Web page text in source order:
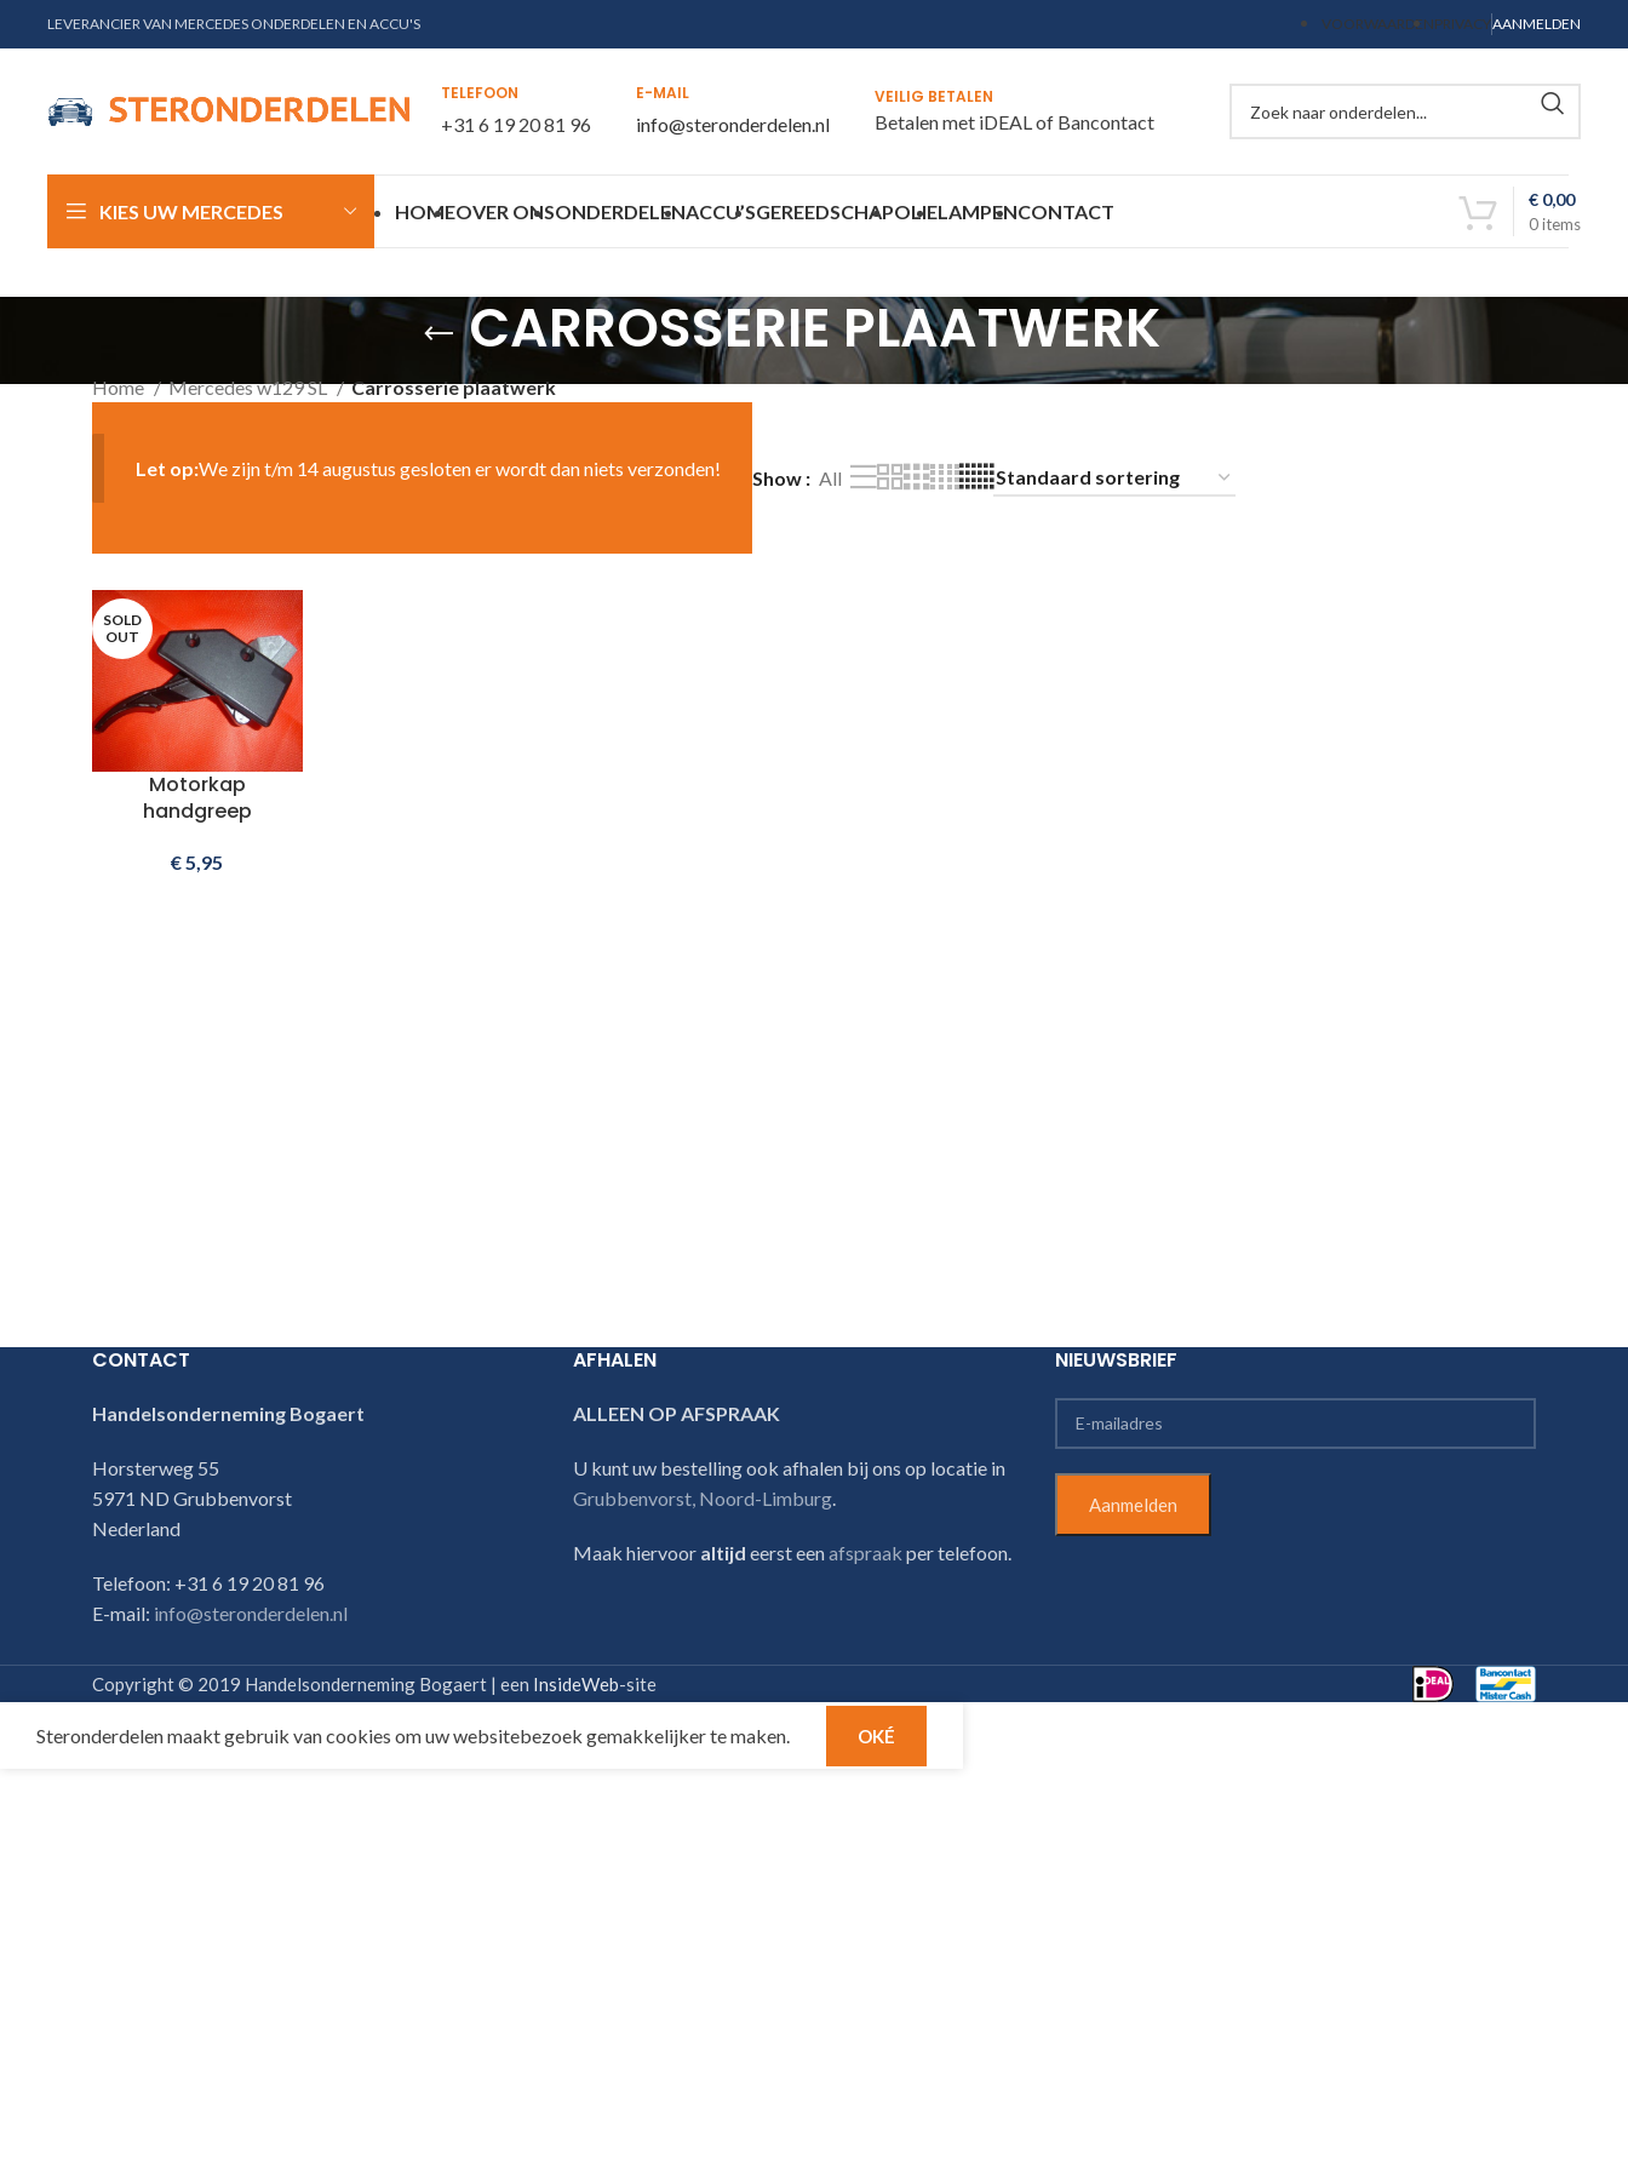
LEVERANCIER VAN MERCEDES ONDERDELEN EN ACCU'S VOORWAARDENPRIVACYAANMELDEN
TELEFOON
+31 6 19 20 81 96
E-MAIL
info@steronderdelen.nl
VEILIG BETALEN
Betalen met iDEAL of Bancontact
KIES UW MERCEDES HOMEOVER ONSONDERDELENACCU’SGEREEDSCHAPOLIELAMPENCONTACT
0items
€ 0,00
CARROSSERIE PLAATWERK
Home Mercedes w129 SL Carrosserie plaatwerk
Let op:We zijn t/m 14 augustus gesloten er wordt dan niets verzonden! Show All
SOLD
OUT
Motorkap
handgreep
€ 5,95
CONTACT
Handelsonderneming Bogaert
Horsterweg 55
5971 ND Grubbenvorst
Nederland
Telefoon: +31 6 19 20 81 96
E-mail: info@steronderdelen.nl
AFHALEN
ALLEEN OP AFSPRAAK
U kunt uw bestelling ook afhalen bij ons op locatie in
Grubbenvorst, Noord-Limburg
Maak hiervoor altijd eerst eenafspraak per telefoon.
NIEUWSBRIEF
Copyright © 2019 Handelsonderneming Bogaert | een InsideWeb-site
Steronderdelen maakt gebruik van cookies om uw websitebezoek gemakkelijker te maken. OKÉ